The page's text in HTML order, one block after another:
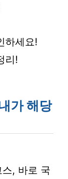
하세요!
리!
가 해당
, 바로 국